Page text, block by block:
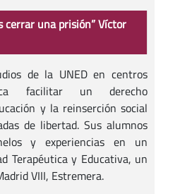
cerrar una prisión” Víctor
de la UNED en centros
facilitar un derecho
y la reinserción social
de libertad. Sus alumnos
y experiencias en un
Terapéutica y Educativa, un
VIII, Estremera.